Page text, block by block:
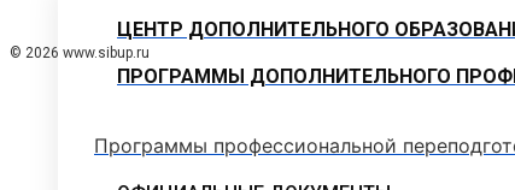
ЦЕНТР ДОПОЛНИТЕЛЬНОГО
ПРОГРАММЫ ДОПОЛНИТЕЛЬНОГО
Программы профессиональной
© 2026 www.sibup.ru